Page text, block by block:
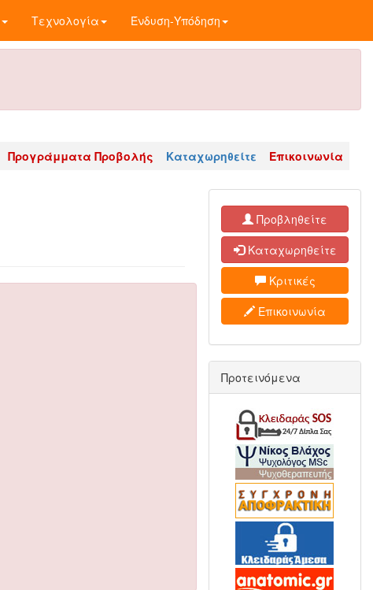
Τεχνολογία Ένδυση-Υπόδηση
Προγράμματα Προβολής Καταχωρηθείτε Επικοινωνία
Προβληθείτε
Καταχωρηθείτε
Κριτικές
Επικοινωνία
Προτεινόμενα